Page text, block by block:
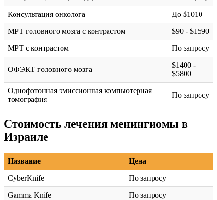
Консультация онколога До $1010
МРТ головного мозга с контрастом $90 - $1590
МРТ с контрастом По запросу
ОФЭКТ головного мозга
$1400 -
$5800
Однофотонная эмиссионная компьютерная
томография
По запросу
Стоимость лечения менингиомы в
Израиле
Название Цена
CyberKnife По запросу
Gamma Knife По запросу